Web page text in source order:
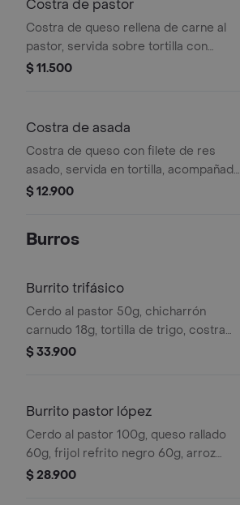
Costra de pastor
Costra de queso rellena de carne al
pastor, servida sobre tortilla con
cebolla y cilantro.
$ 11.500
Costra de asada
Costra de queso con filete de res
asado, servida en tortilla, acompañada
de cebolla, cilantro y limón.
$ 12.900
Burros
Burrito trifásico
Cerdo al pastor 50g, chicharrón
carnudo 18g, tortilla de trigo, costra
de queso, refrito negro 60g, arroz
$ 33.900
Burrito pastor lópez
Cerdo al pastor 100g, queso rallado
60g, frijol refrito negro 60g, arroz
blanco 75g y pico de piña 60g.
$ 28.900